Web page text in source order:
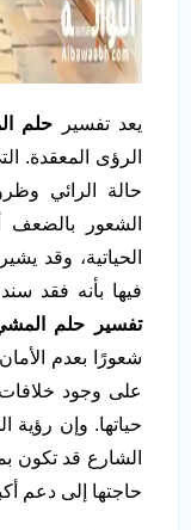
يعد تفسير حلم
الرؤى المعقدة.
حالة الرائي
الشعور بالضعف
الحياتية، وقد
فيها بأنه فقد
تفسير حلم
شعورًا بعدم
على وجود
حياتها. وإن
الشارع قد تكون
حاجتها إلى دعم